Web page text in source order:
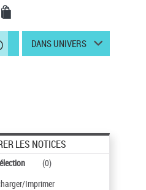
DANS UNIVERS
LES NOTICES
(0)
Imprimer